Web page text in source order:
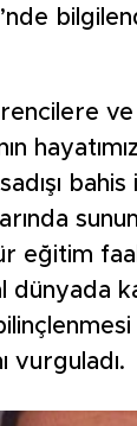
eğitim
dünyada
vurguladı.